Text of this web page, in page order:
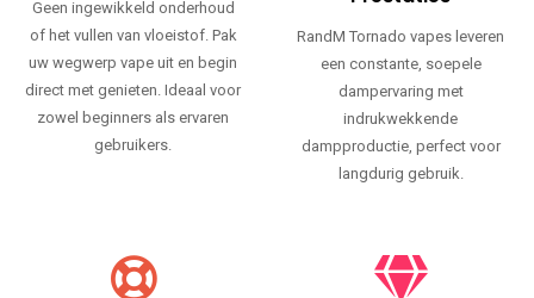
Geen ingewikkeld onderhoud
of het vullen van vloeistof. Pak
uw wegwerp vape uit en begin
direct met genieten. Ideaal voor
zowel beginners als ervaren
gebruikers.
RandM Tornado vapes leveren
een constante, soepele
dampervaring met
indrukwekkende
dampproductie, perfect voor
langdurig gebruik.